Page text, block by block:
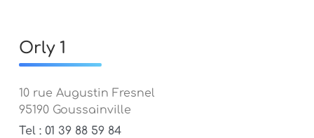
Orly 1
10 rue Augustin Fresnel
95190 Goussainville
Tel : 01 39 88 59 84